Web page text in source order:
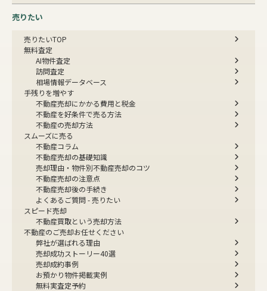
売りたい
売りたいTOP
無料査定
AI物件査定
訪問査定
相場情報データベース
手残りを増やす
不動産売却にかかる費用と税金
不動産を好条件で売る方法
不動産の売却方法
スムーズに売る
不動産コラム
不動産売却の基礎知識
売却理由・物件別不動産売却のコツ
不動産売却の注意点
不動産売却後の手続き
よくあるご質問 - 売りたい
スピード売却
不動産買取という売却方法
不動産のご売却お任せください
弊社が選ばれる理由
売却成功ストーリー40選
売却成約事例
お預かり物件掲載実例
無料実査定予約